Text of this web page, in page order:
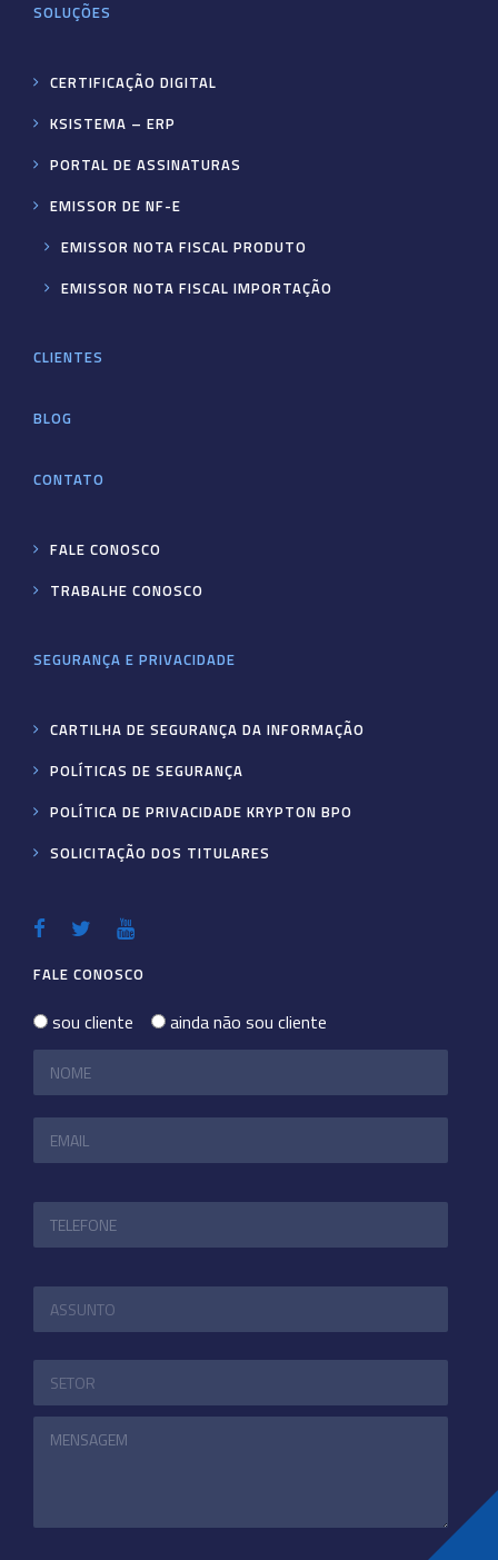
SOLUÇÕES
CERTIFICAÇÃO DIGITAL
KSISTEMA – ERP
PORTAL DE ASSINATURAS
EMISSOR DE NF-E
EMISSOR NOTA FISCAL PRODUTO
EMISSOR NOTA FISCAL IMPORTAÇÃO
CLIENTES
BLOG
CONTATO
FALE CONOSCO
TRABALHE CONOSCO
SEGURANÇA E PRIVACIDADE
CARTILHA DE SEGURANÇA DA INFORMAÇÃO
POLÍTICAS DE SEGURANÇA
POLÍTICA DE PRIVACIDADE KRYPTON BPO
SOLICITAÇÃO DOS TITULARES
FALE CONOSCO
sou cliente ainda não sou cliente